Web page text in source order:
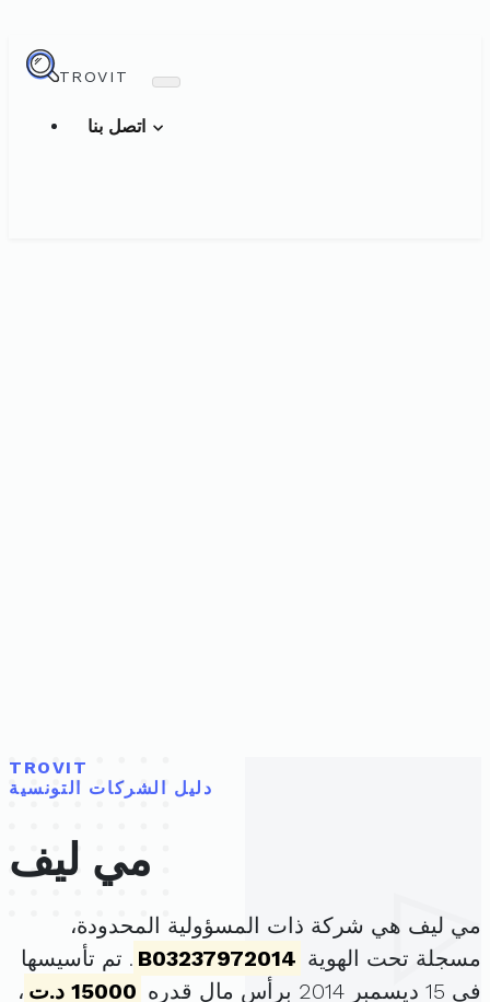
TROVIT
TROVIT
دليل الشركات التونسية
مي ليف
مي ليف هي شركة ذات المسؤولية المحدودة،
مسجلة تحت الهوية B03237972014 . تم تأسيسها
في 15 ديسمبر 2014 برأس مال قدره
15000 د.ت
،